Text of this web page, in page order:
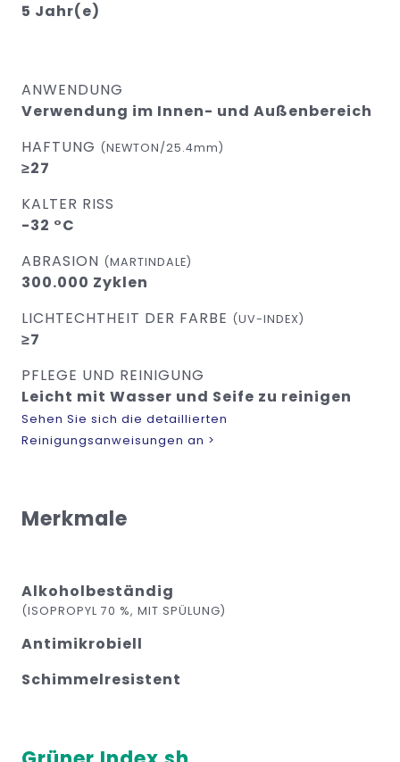
5 Jahr(e)
ANWENDUNG
Verwendung im Innen- und Außenbereich
HAFTUNG (NEWTON/25.4mm)
≥27
KALTER RISS
-32 °C
ABRASION (MARTINDALE)
300.000 Zyklen
LICHTECHTHEIT DER FARBE (UV-INDEX)
≥7
PFLEGE UND REINIGUNG
Leicht mit Wasser und Seife zu reinigen
Sehen Sie sich die detaillierten
Reinigungsanweisungen an >
Merkmale
Alkoholbeständig
(ISOPROPYL 70 %, MIT SPÜLUNG)
Antimikrobiell
Schimmelresistent